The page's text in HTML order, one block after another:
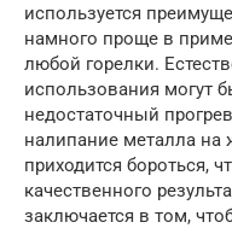
используется
намного проще в
любой горелки.
использования могут
недостаточный
налипание металла на
приходится бороться,
качественного
заключается в том,